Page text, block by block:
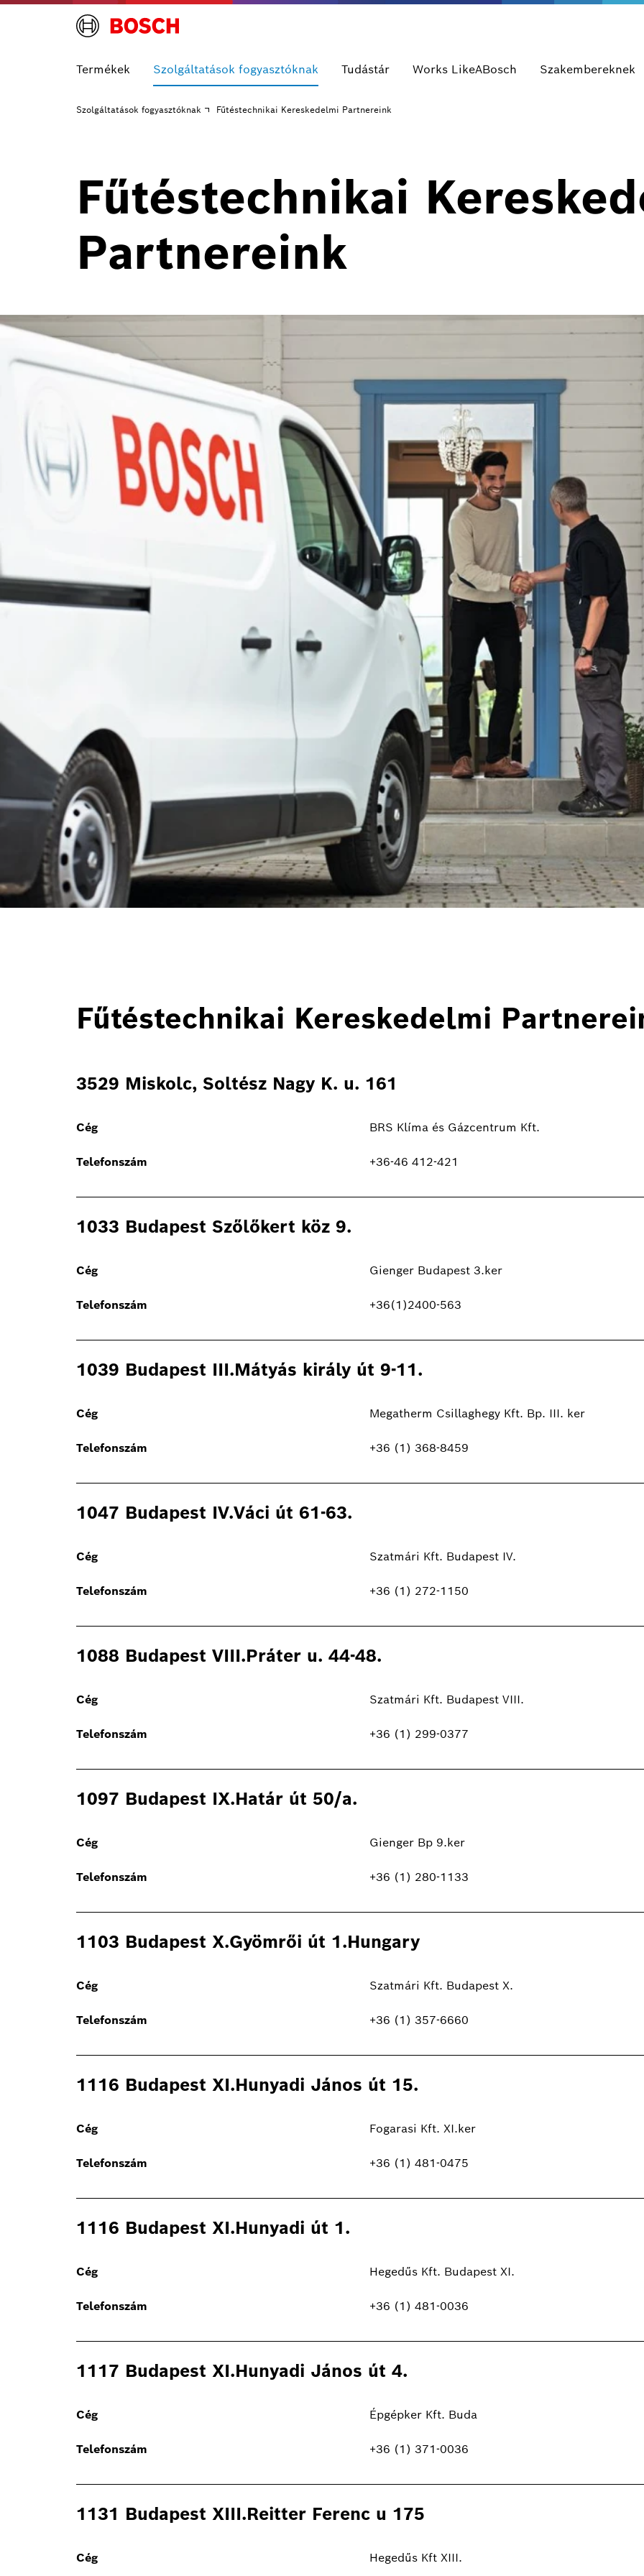
Termékek Szolgáltatások fogyasztóknak Tudástár Works LikeABosch Szakembereknek
Szolgáltatások fogyasztóknak Fűtéstechnikai Kereskedelmi Partnereink
Fűtéstechnikai
Partnereink
Fűtéstechnikai Kereskedelmi
3529 Miskolc, Soltész Nagy K. u. 161
Cég BRS Klíma és Gázcentrum Kft.
Telefonszám +36-46 412-421
1033 Budapest Szőlőkert köz 9.
Cég Gienger Budapest 3.ker
Telefonszám +36(1)2400-563
1039 Budapest III.Mátyás király út 9-11.
Cég Megatherm Csillaghegy Kft. Bp. III. ker
Telefonszám +36 (1) 368-8459
1047 Budapest IV.Váci út 61-63.
Cég Szatmári Kft. Budapest IV.
Telefonszám +36 (1) 272-1150
1088 Budapest VIII.Práter u. 44-48.
Cég Szatmári Kft. Budapest VIII.
Telefonszám +36 (1) 299-0377
1097 Budapest IX.Határ út 50/a.
Cég Gienger Bp 9.ker
Telefonszám +36 (1) 280-1133
1103 Budapest X.Gyömrői út 1.Hungary
Cég Szatmári Kft. Budapest X.
Telefonszám +36 (1) 357-6660
1116 Budapest XI.Hunyadi János út 15.
Cég Fogarasi Kft. XI.ker
Telefonszám +36 (1) 481-0475
1116 Budapest XI.Hunyadi út 1.
Cég Hegedűs Kft. Budapest XI.
Telefonszám +36 (1) 481-0036
1117 Budapest XI.Hunyadi János út 4.
Cég Épgépker Kft. Buda
Telefonszám +36 (1) 371-0036
1131 Budapest XIII.Reitter Ferenc u 175
Cég Hegedűs Kft XIII.